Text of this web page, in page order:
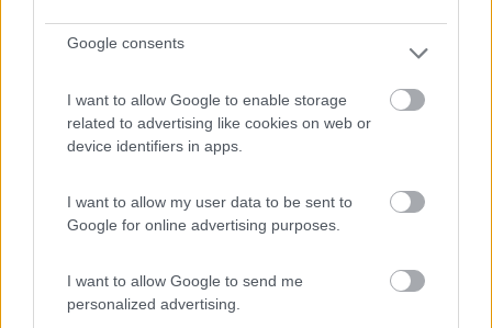
Google consents
I want to allow Google to enable storage
related to advertising like cookies on web or
device identifiers in apps.
I want to allow my user data to be sent to
Google for online advertising purposes.
I want to allow Google to send me
personalized advertising.
8,2 4
Servizi / Posizione
dalle colline delle Langhe, la fattoria a conduzione fam...
Fraz. Podio, 94